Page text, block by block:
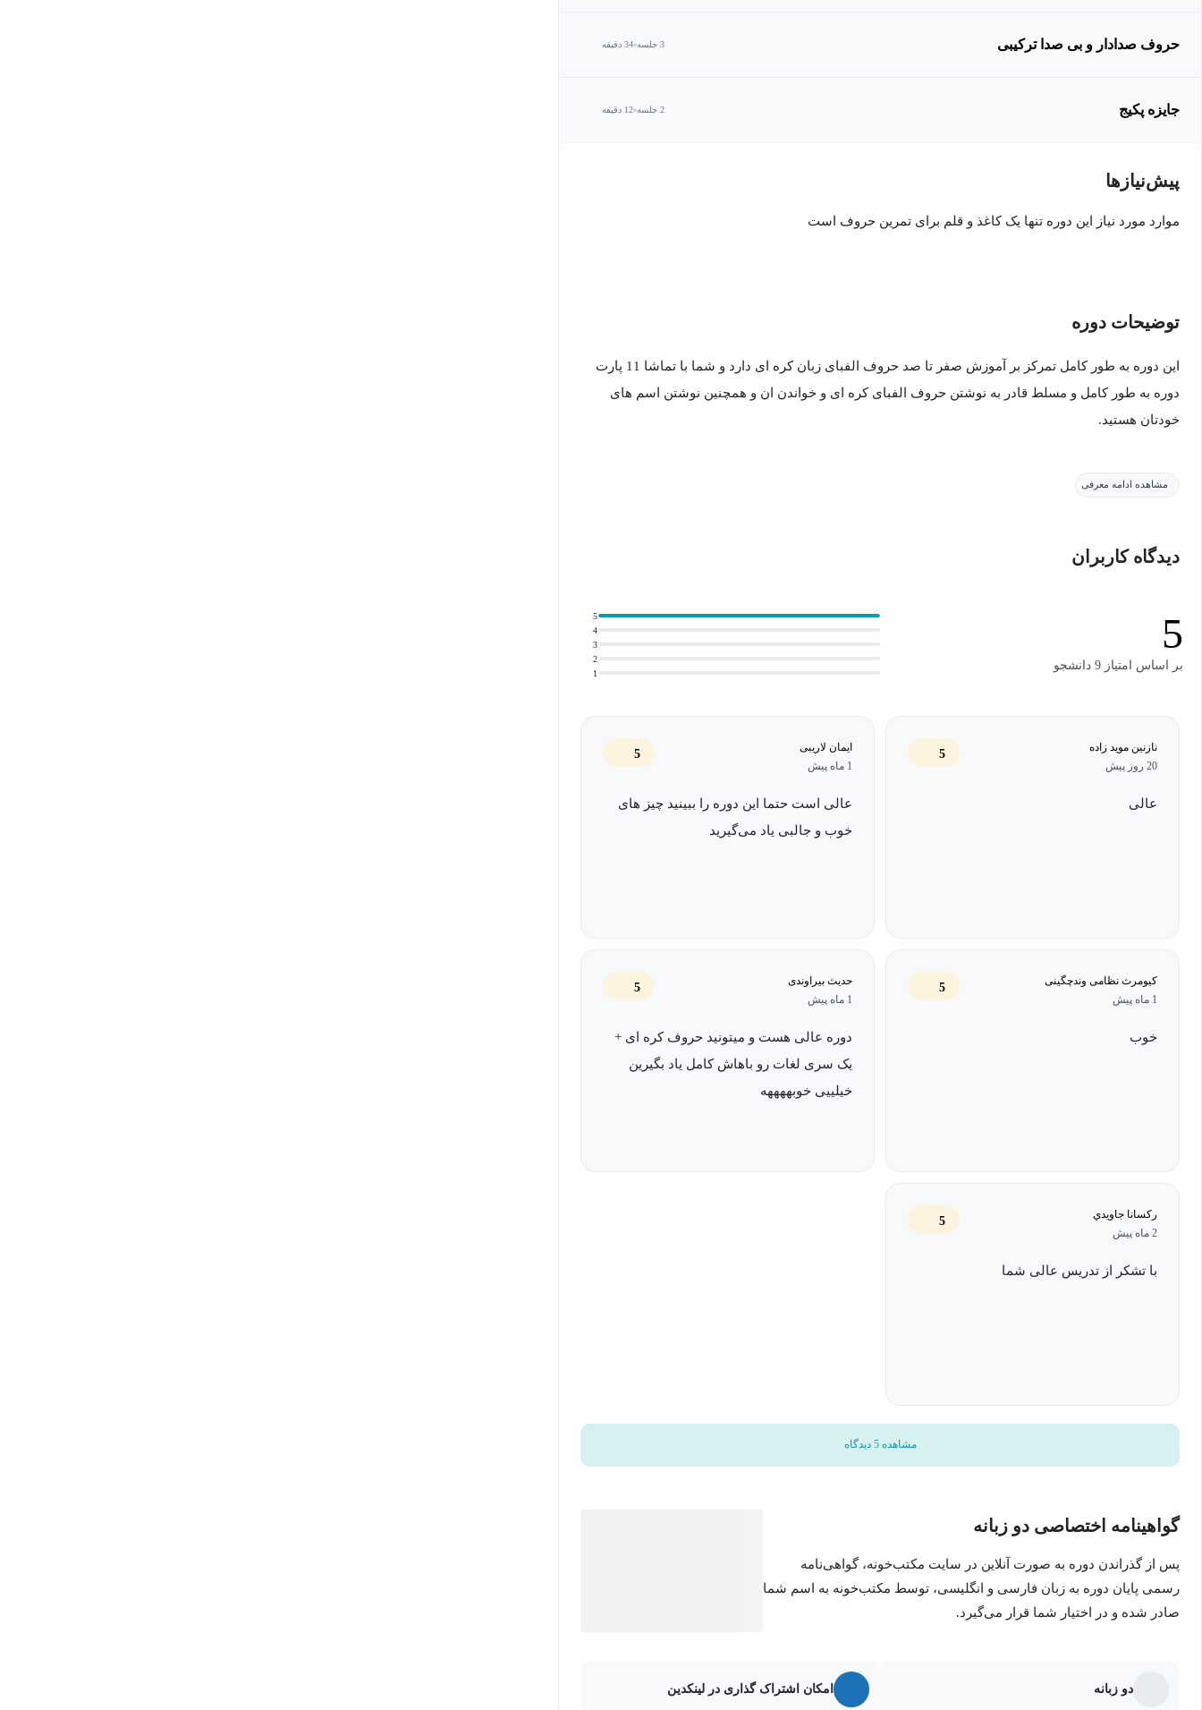
حروف صدادار و بی صدا ترکیبی 3 جلسه 34 دقیقه
جایزه پکیج 2 جلسه 12 دقیقه
پیش‌نیاز‌ها
موارد مورد نیاز این دوره تنها یک کاغذ و قلم برای تمرین حروف است
توضیحات دوره
این دوره به طور کامل تمرکز بر آموزش صفر تا صد حروف الفبای زبان کره ای دارد و شما با تماشا 11 پارت
دوره به طور کامل و مسلط قادر به نوشتن حروف الفبای کره ای و خواندن ان و همچنین نوشتن اسم های
خودتان هستید.
مشاهده ادامه معرفی
دیدگاه کاربران
5
بر اساس امتیاز 9 دانشجو
1
2
3
4
5
نازنین موید زاده
20 روز پیش
5
عالی
ایمان لاریبی
1 ماه پیش
5
عالی است حتما این دوره را ببینید چیز های
خوب و جالبی یاد می‌گیرید
کیومرث نظامی وندچگینی
1 ماه پیش
5
خوب
حدیث بیراوندی
1 ماه پیش
5
دوره عالی هست و میتونید حروف کره ای +
یک سری لغات رو باهاش کامل یاد بگیرین
خیلییی خوبهههه‍ه
رکسانا جاويدي
2 ماه پیش
5
با تشکر از تدریس عالی شما
مشاهده 5 دیدگاه
گواهینامه اختصاصی دو زبانه
پس از گذراندن دوره به صورت آنلاین در سایت مکتب‌خونه، گواهی‌نامه
رسمی پایان دوره به زبان فارسی و انگلیسی، توسط مکتب‌خونه به اسم شما
صادر شده و در اختیار شما قرار می‌گیرد.
امکان اشتراک گذاری در لینکدین دو زبانه